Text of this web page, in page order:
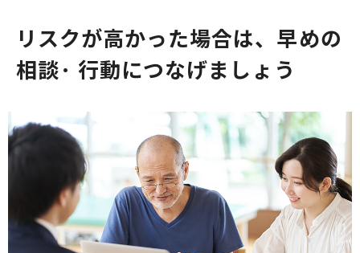
リスクが高かった場合は、早めの
相談· 行動につなげましょう